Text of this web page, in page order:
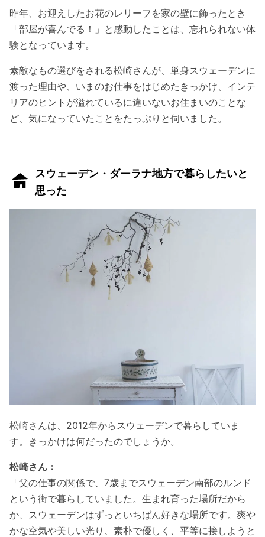
昨年、お迎えしたお花のレリーフを家の壁に飾ったとき
「部屋が喜んでる！」と感動したことは、忘れられない体
験となっています。
素敵なもの選びをされる松崎さんが、単身スウェーデンに
渡った理由や、いまのお仕事をはじめたきっかけ、インテ
リアのヒントが溢れているに違いないお住まいのことな
ど、気になっていたことをたっぷりと伺いました。
スウェーデン・ダーラナ地方で暮らしたいと
思った
松崎さんは、2012年からスウェーデンで暮らしていま
す。きっかけは何だったのでしょうか。
松崎さん：
「父の仕事の関係で、7歳までスウェーデン南部のルンド
という街で暮らしていました。生まれ育った場所だから
か、スウェーデンはずっといちばん好きな場所です。爽や
かな空気や美しい光り、素朴で優しく、平等に接しようと